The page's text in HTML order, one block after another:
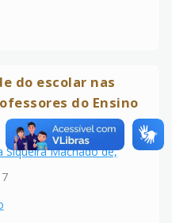
do escolar nas
do Ensino
Siqueira Machado de,